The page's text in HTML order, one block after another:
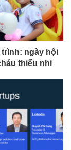
ngày hội
thiếu nhi